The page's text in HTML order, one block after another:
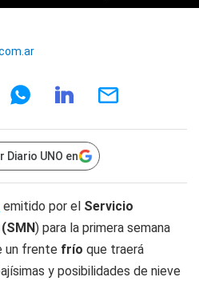
Diario UNO en
emitido por el Servicio
) para la primera semana
un frente frío que traerá
y posibilidades de nieve